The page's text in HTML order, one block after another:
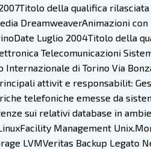
della qualifica
DreamweaverAnimazioni
Luglio 2004Titolo della
Telecomunicazioni
di Torino Via
attivit e responsabilit:
telefoniche emesse da
sui relativi database in
Management
LVMVeritas Backup